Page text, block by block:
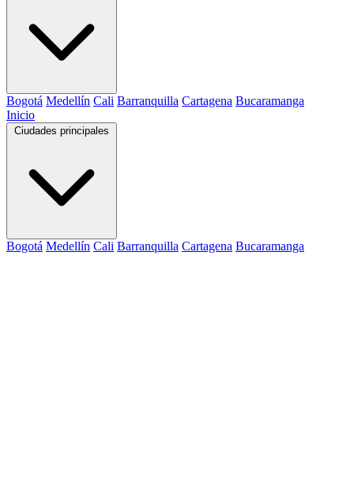
Bogotá Medellín Cali Barranquilla Cartagena Bucaramanga
Inicio
Bogotá Medellín Cali Barranquilla Cartagena Bucaramanga